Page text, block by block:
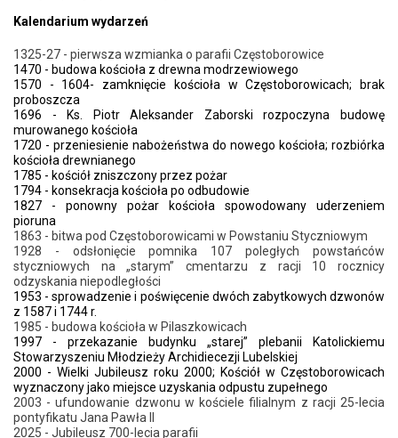
Kalendarium wydarzeń
1325-27 - pierwsza wzmianka o parafii Częstoborowice
1470 - budowa kościoła z drewna modrzewiowego
1570 - 1604- zamknięcie kościoła w Częstoborowicach; brak
proboszcza
1696 - Ks. Piotr Aleksander Zaborski rozpoczyna budowę
murowanego kościoła
1720 - przeniesienie nabożeństwa do nowego kościoła; rozbiórka
kościoła drewnianego
1785 - kościół zniszczony przez pożar
1794 - konsekracja kościoła po odbudowie
1827 - ponowny pożar kościoła spowodowany uderzeniem
pioruna
1863 - bitwa pod Częstoborowicami w Powstaniu Styczniowym
1928 - odsłonięcie pomnika 107 poległych powstańców
styczniowych na „starym” cmentarzu z racji 10 rocznicy
odzyskania niepodległości
1953 - sprowadzenie i poświęcenie dwóch zabytkowych dzwonów
z 1587 i 1744 r.
1985 - budowa kościoła w Pilaszkowicach
1997 - przekazanie budynku „starej” plebanii Katolickiemu
Stowarzyszeniu Młodzieży Archidiecezji Lubelskiej
2000 - Wielki Jubileusz roku 2000; Kościół w Częstoborowicach
wyznaczony jako miejsce uzyskania odpustu zupełnego
2003 - ufundowanie dzwonu w kościele filialnym z racji 25-lecia
pontyfikatu Jana Pawła II
2025 - Jubileusz 700-lecia parafii